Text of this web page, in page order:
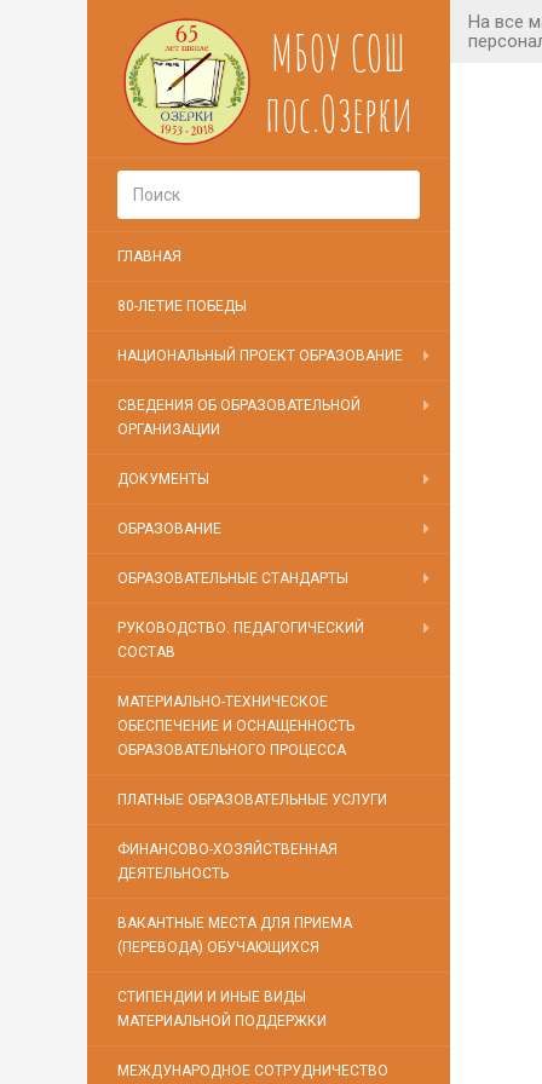
МБОУ СОШ
пос.Озерки
ГЛАВНАЯ
80-ЛЕТИЕ ПОБЕДЫ
НАЦИОНАЛЬНЫЙ ПРОЕКТ ОБРАЗОВАНИЕ
СВЕДЕНИЯ ОБ ОБРАЗОВАТЕЛЬНОЙ
ОРГАНИЗАЦИИ
ДОКУМЕНТЫ
ОБРАЗОВАНИЕ
ОБРАЗОВАТЕЛЬНЫЕ СТАНДАРТЫ
РУКОВОДСТВО. ПЕДАГОГИЧЕСКИЙ
СОСТАВ
МАТЕРИАЛЬНО-ТЕХНИЧЕСКОЕ
ОБЕСПЕЧЕНИЕ И ОСНАЩЕННОСТЬ
ОБРАЗОВАТЕЛЬНОГО ПРОЦЕССА
ПЛАТНЫЕ ОБРАЗОВАТЕЛЬНЫЕ УСЛУГИ
ФИНАНСОВО-ХОЗЯЙСТВЕННАЯ
ДЕЯТЕЛЬНОСТЬ
ВАКАНТНЫЕ МЕСТА ДЛЯ ПРИЕМА
(ПЕРЕВОДА) ОБУЧАЮЩИХСЯ
СТИПЕНДИИ И ИНЫЕ ВИДЫ
МАТЕРИАЛЬНОЙ ПОДДЕРЖКИ
МЕЖДУНАРОДНОЕ СОТРУДНИЧЕСТВО